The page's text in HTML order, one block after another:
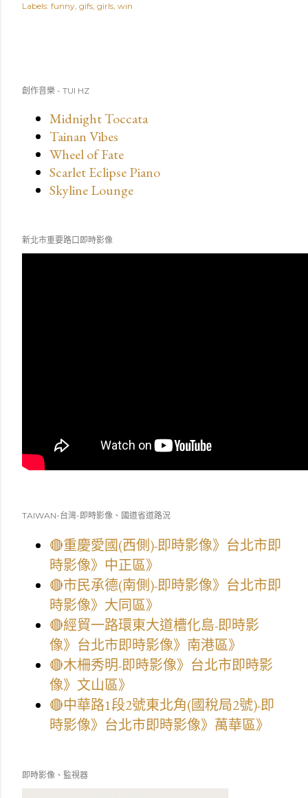
Labels: funny gifs girls win
創作音樂 - TUI HZ
Midnight Toccata
Tainan Vibes
Wheel of Fate
Scarlet Eclipse Piano
Skyline Lounge
新北市重要路口即時影像
TAIWAN-台灣-即時影像、國道省道路況
🔴重慶愛國(西側)-即時影像》台北市即
時影像》中正區》
🔴市民承德(南側)-即時影像》台北市即
時影像》大同區》
🔴經貿一路環東大道槽化島-即時影
像》台北市即時影像》南港區》
🔴木柵秀明-即時影像》台北市即時影
像》文山區》
🔴中華路1段2號東北角(國稅局2號)-即
時影像》台北市即時影像》萬華區》
即時影像、監視器